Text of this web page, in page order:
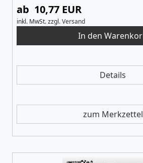
ab 10,77 EUR
inkl. MwSt.zzgl.Versand
Details
zum Merkzettel